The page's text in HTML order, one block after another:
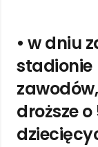
• w dniu
stadionie
droższe